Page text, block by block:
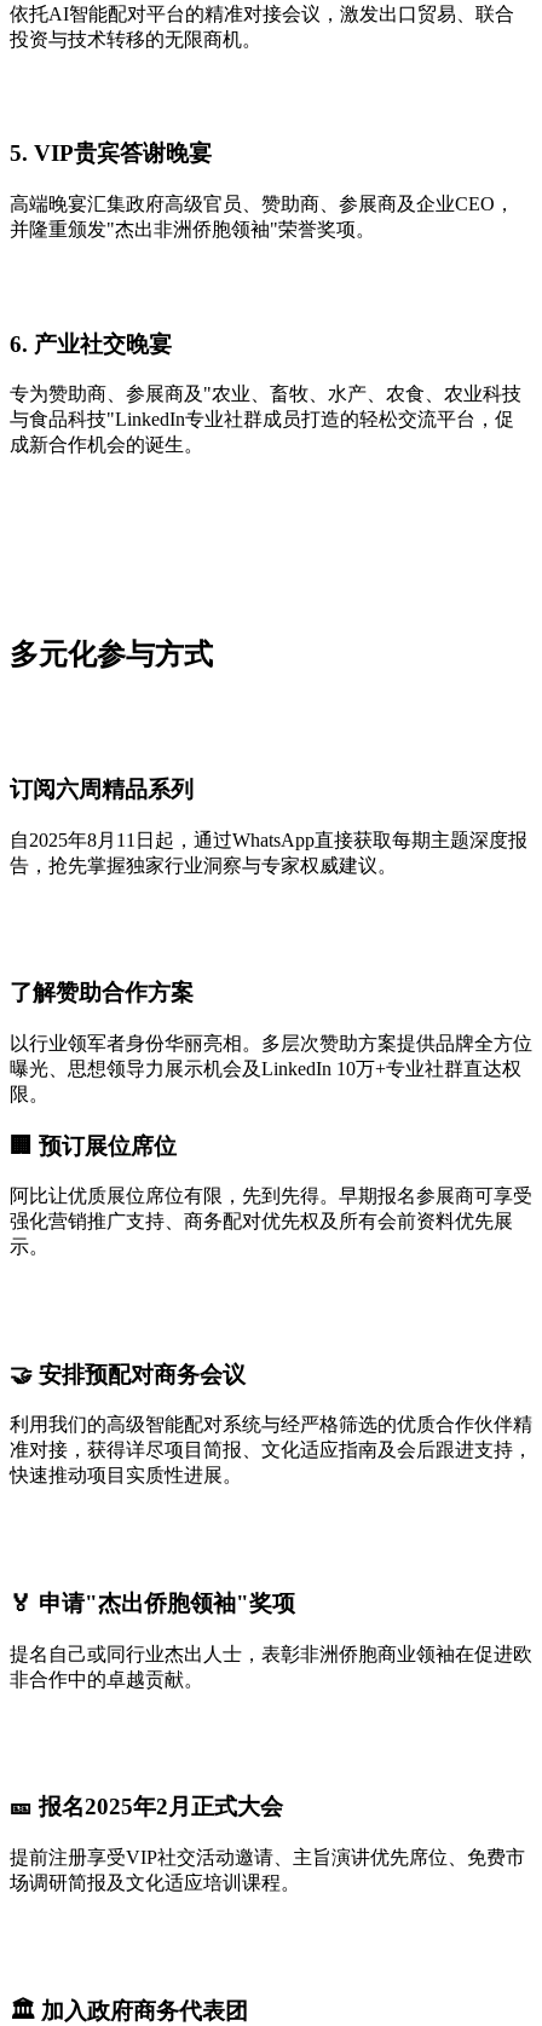
依托AI智能配对平台的精准对接会议，激发出口贸易、联合
投资与技术转移的无限商机。
5. VIP贵宾答谢晚宴
高端晚宴汇集政府高级官员、赞助商、参展商及企业CEO，
并隆重颁发"杰出非洲侨胞领袖"荣誉奖项。
6. 产业社交晚宴
专为赞助商、参展商及"农业、畜牧、水产、农食、农业科技
与食品科技"LinkedIn专业社群成员打造的轻松交流平台，促
成新合作机会的诞生。
多元化参与方式
订阅六周精品系列
自2025年8月11日起，通过WhatsApp直接获取每期主题深度报
告，抢先掌握独家行业洞察与专家权威建议。
了解赞助合作方案
以行业领军者身份华丽亮相。多层次赞助方案提供品牌全方位
曝光、思想领导力展示机会及LinkedIn 10万+专业社群直达权
限。
🏢 预订展位席位
阿比让优质展位席位有限，先到先得。早期报名参展商可享受
强化营销推广支持、商务配对优先权及所有会前资料优先展
示。
🤝 安排预配对商务会议
利用我们的高级智能配对系统与经严格筛选的优质合作伙伴精
准对接，获得详尽项目简报、文化适应指南及会后跟进支持，
快速推动项目实质性进展。
🏅 申请"杰出侨胞领袖"奖项
提名自己或同行业杰出人士，表彰非洲侨胞商业领袖在促进欧
非合作中的卓越贡献。
🎫 报名2025年2月正式大会
提前注册享受VIP社交活动邀请、主旨演讲优先席位、免费市
场调研简报及文化适应培训课程。
🏛️ 加入政府商务代表团